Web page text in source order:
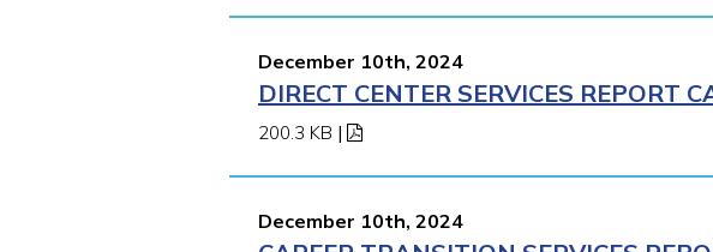
December 10th, 2024
DIRECT CENTER SERVICES REPORT
200.3 KB |
December 10th, 2024